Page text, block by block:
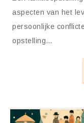
aspecten van het
persoonlijke
opstelling…